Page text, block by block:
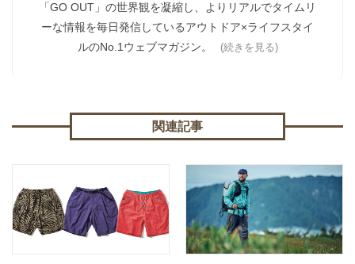
「GO OUT」の世界観を凝縮し、よりリアルでタイムリ
ーな情報を毎日発信しているアウトドア×ライフスタイ
ルのNo.1ウェブマガジン。
(続きを見る)
関連記事